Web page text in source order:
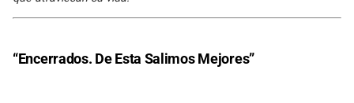
“Encerrados. De Esta Salimos Mejores”